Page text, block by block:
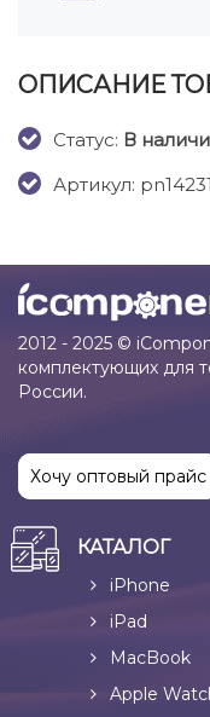
ОПИСАНИЕ
Cтатус: В
Артикул:
2012 - 2025 ©
комплектующих для
России.
Хочу оптовый прайс
КАТАЛОГ
iPhone
iPad
MacBook
Apple